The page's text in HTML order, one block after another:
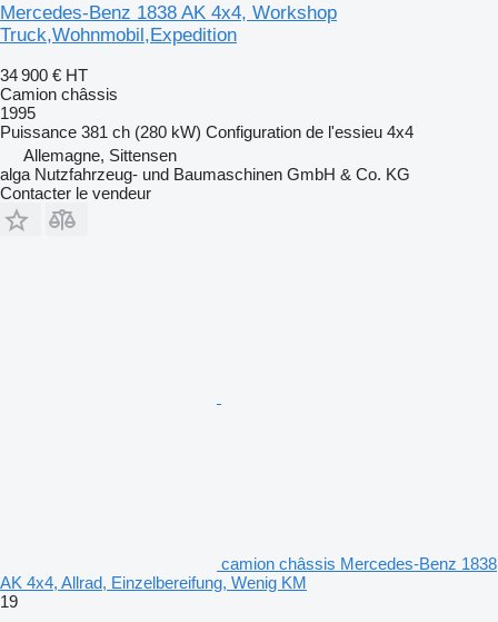
Mercedes-Benz 1838 AK 4x4, Workshop
Truck,Wohnmobil,Expedition
34 900 € HT
Camion châssis
1995
Puissance 381 ch (280 kW) Configuration de l'essieu 4x4
Allemagne, Sittensen
alga Nutzfahrzeug- und Baumaschinen GmbH & Co. KG
Contacter le vendeur
camion châssis Mercedes-Benz 1838
AK 4x4, Allrad, Einzelbereifung, Wenig KM
19